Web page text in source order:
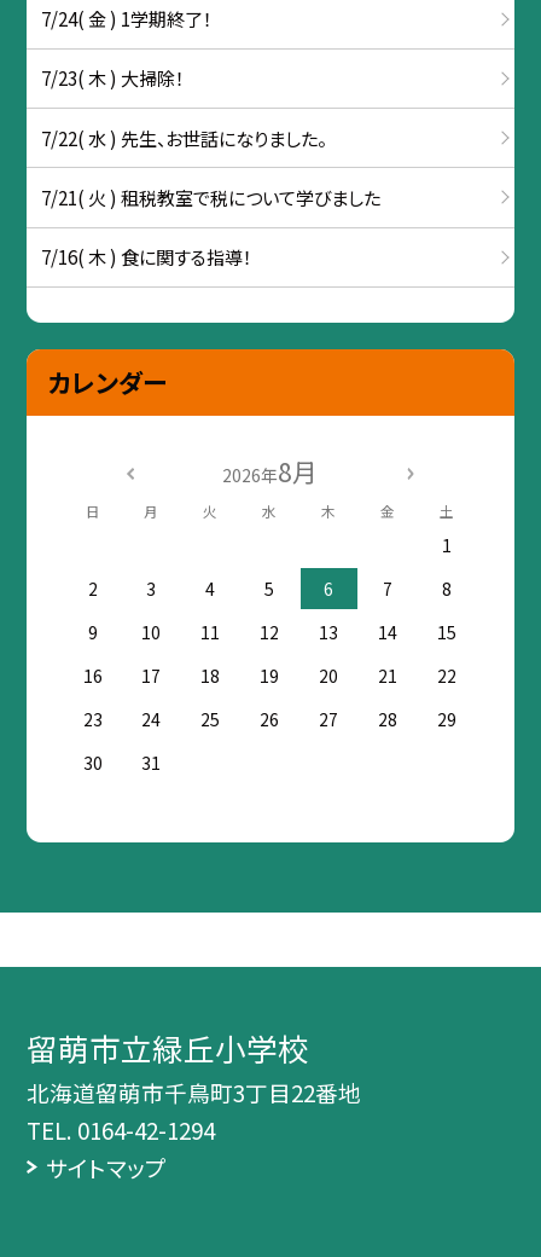
7/24( 金 ) 1学期終了！
7/23( 木 ) 大掃除！
7/22( 水 ) 先生、お世話になりました。
7/21( 火 ) 租税教室で税について学びました
7/16( 木 ) 食に関する指導！
カレンダー
2026年8月
日 月 火 水 木 金 土
1
2
3 4 5 6 7
8
9
10 11 12 13 14
15
16
17 18 19 20 21
22
23
24 25 26 27 28
29
30
31
留萌市立緑丘小学校
北海道留萌市千鳥町3丁目22番地
TEL. 0164-42-1294
サイトマップ